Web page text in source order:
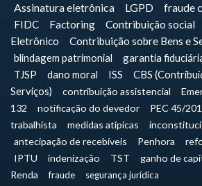
Assinatura eletrônica
LGPD fraude
FIDC Factoring Contribuição social
Eletrônico
Contribuição sobre Bens e
blindagem patrimonial
garantia
TJSP
dano moral ISS
CBS
Serviços)
contribuição assistencial
132
notificação do devedor PEC 45/
trabalhista
medidas atípicas
antecipação de recebíveis
Penhora
IPTU
indenização TST ganho de
Renda
fraude segurança jurídica